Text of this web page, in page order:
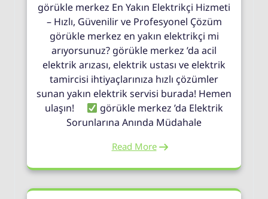
görükle merkez En Yakın Elektrikçi Hizmeti
– Hızlı, Güvenilir ve Profesyonel Çözüm
görükle merkez en yakın elektrikçi mi
arıyorsunuz? görükle merkez ’da acil
elektrik arızası, elektrik ustası ve elektrik
tamircisi ihtiyaçlarınıza hızlı çözümler
sunan yakın elektrik servisi burada! Hemen
ulaşın!
görükle merkez ’da Elektrik
Sorunlarına Anında Müdahale
Read More